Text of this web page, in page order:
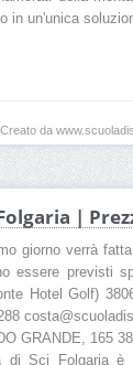
in un'unica
Creato da
|
giorno verrà
essere previsti
Hotel Golf)
GRANDE, 165
di Sci Folgaria è